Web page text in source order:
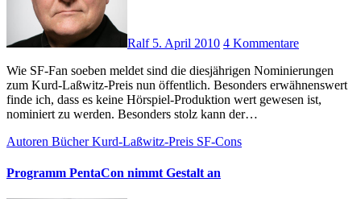
Ralf 5. April 2010 4 Kommentare
Wie SF-Fan soeben meldet sind die diesjährigen Nominierungen
zum Kurd-Laßwitz-Preis nun öffentlich. Besonders erwähnenswert
finde ich, dass es keine Hörspiel-Produktion wert gewesen ist,
nominiert zu werden. Besonders stolz kann der…
Autoren BücherKurd-Laßwitz-Preis SF-Cons
Programm PentaCon nimmt Gestalt an